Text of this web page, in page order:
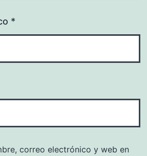
*
correo electrónico y web en